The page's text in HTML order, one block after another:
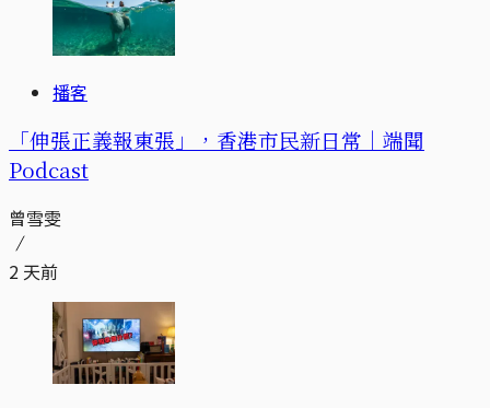
播客
「伸張正義報東張」，香港市民新日常｜端聞
Podcast
曾雪雯
2 天前